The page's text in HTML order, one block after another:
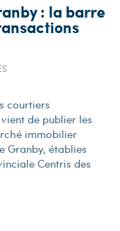
: la barre
courtiers
de publier les
immobilier
Granby, établies
Centris des